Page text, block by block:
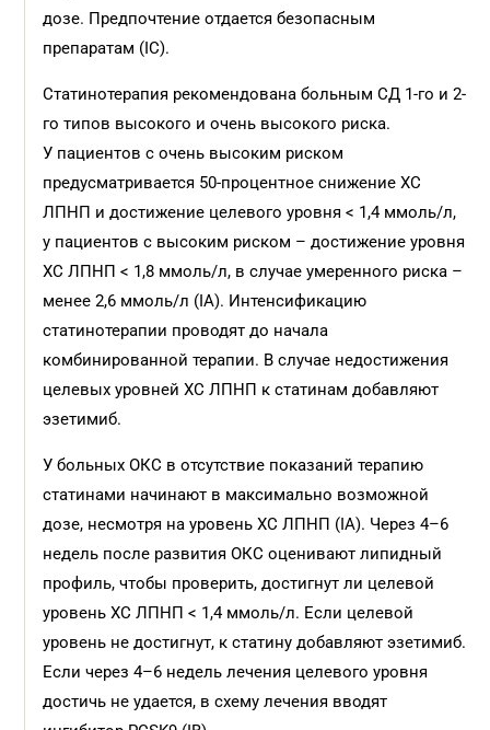
дозе. Предпочтение отдается безопасным
препаратам (IC).
Статинотерапия рекомендована больным СД 1-го и 2-
го типов высокого и очень высокого риска.
У пациентов с очень высоким риском
предусматривается 50-процентное снижение ХС
ЛПНП и достижение целевого уровня < 1,4 ммоль/л,
у пациентов с высоким риском – достижение уровня
ХС ЛПНП < 1,8 ммоль/л, в случае умеренного риска –
менее 2,6 ммоль/л (IA). Интенсификацию
статинотерапии проводят до начала
комбинированной терапии. В случае недостижения
целевых уровней ХС ЛПНП к статинам добавляют
эзетимиб.
У больных ОКС в отсутствие показаний терапию
статинами начинают в максимально возможной
дозе, несмотря на уровень ХС ЛПНП (IA). Через 4–6
недель после развития ОКС оценивают липидный
профиль, чтобы проверить, достигнут ли целевой
уровень ХС ЛПНП < 1,4 ммоль/л. Если целевой
уровень не достигнут, к статину добавляют эзетимиб.
Если через 4–6 недель лечения целевого уровня
достичь не удается, в схему лечения вводят